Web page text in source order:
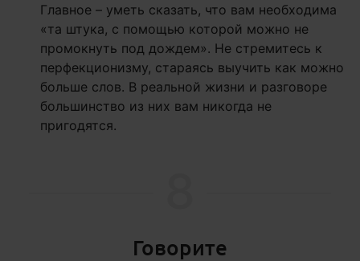
Главное – уметь сказать, что вам необходима
«та штука, с помощью которой можно не
промокнуть под дождем». Не стремитесь к
перфекционизму, стараясь выучить как можно
больше слов. В реальной жизни и разговоре
большинство из них вам никогда не
пригодятся.
Говорите